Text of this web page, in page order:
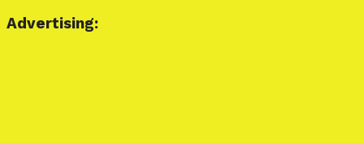
Advertising: